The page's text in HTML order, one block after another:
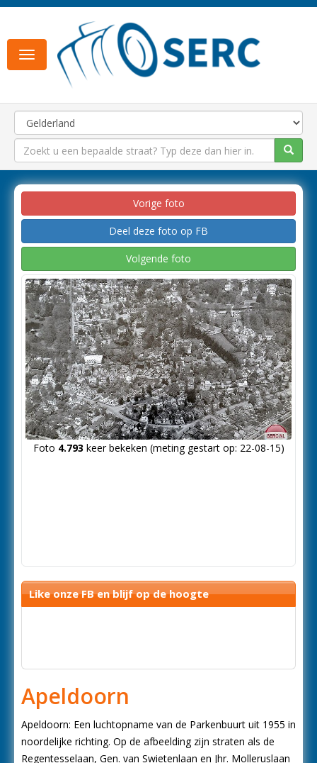
Toggle
navigation
Vorige foto
Deel deze foto op FB
Volgende foto
Foto 4.793 keer bekeken (meting gestart op: 22-08-15)
Like onze FB en blijf op de hoogte
Apeldoorn
Apeldoorn: Een luchtopname van de Parkenbuurt uit 1955 in
noordelijke richting. Op de afbeelding zijn straten als de
Regentesselaan, Gen. van Swietenlaan en Jhr. Molleruslaan